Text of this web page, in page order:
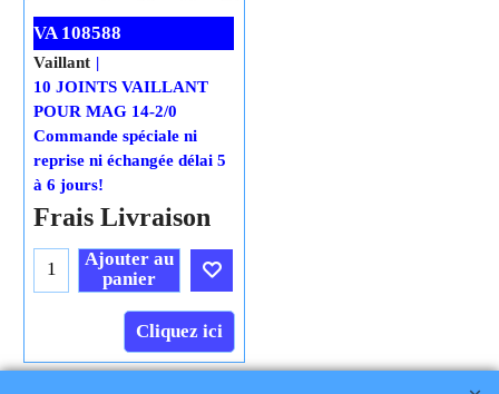
VA 108588
€ 10.59 € 9.53 H.T.
€11.44 T.T.C.
Frais Livraison
Vaillant
10 JOINTS VAILLANT
POUR MAG 14-2/0
Commande spéciale ni
reprise ni échangée délai 5
à 6 jours!
Ajouter au
panier